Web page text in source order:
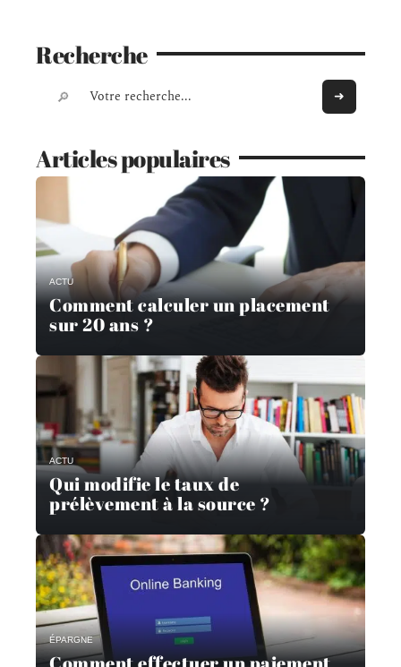
Recherche
Articles populaires
ACTU
Comment calculer un placement
sur 20 ans ?
ACTU
Qui modifie le taux de
prélèvement à la source ?
ÉPARGNE